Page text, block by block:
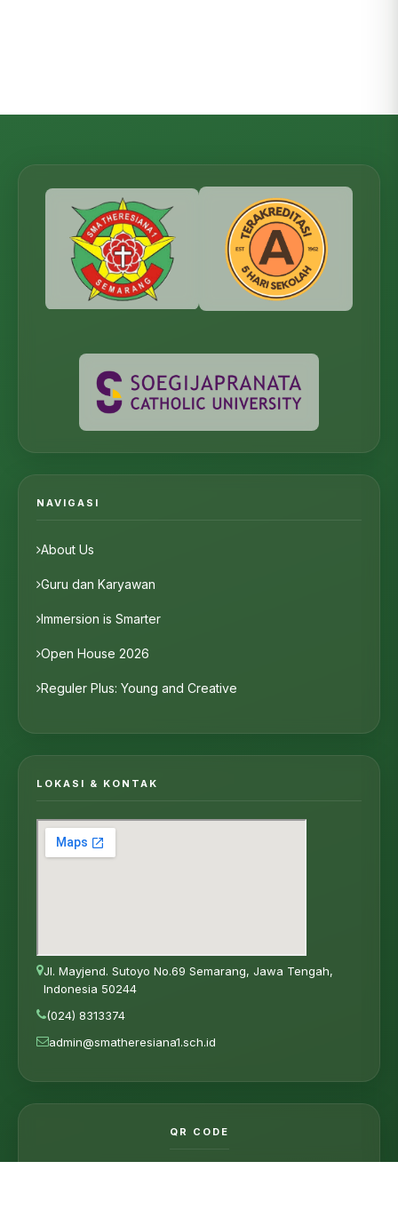
NAVIGASI
About Us
Guru dan Karyawan
Immersion is Smarter
Open House 2026
Reguler Plus: Young and Creative
LOKASI & KONTAK
Jl. Mayjend. Sutoyo No.69 Semarang, Jawa Tengah,
Indonesia 50244
(024) 8313374
admin@smatheresiana1.sch.id
QR CODE